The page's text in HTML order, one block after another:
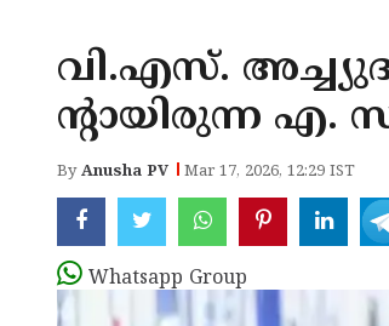
വി.എസ്.
ന്‍റായിരുന്ന
ByAnusha PV Mar 17, 2026, 12:29 IST
Whatsapp Group